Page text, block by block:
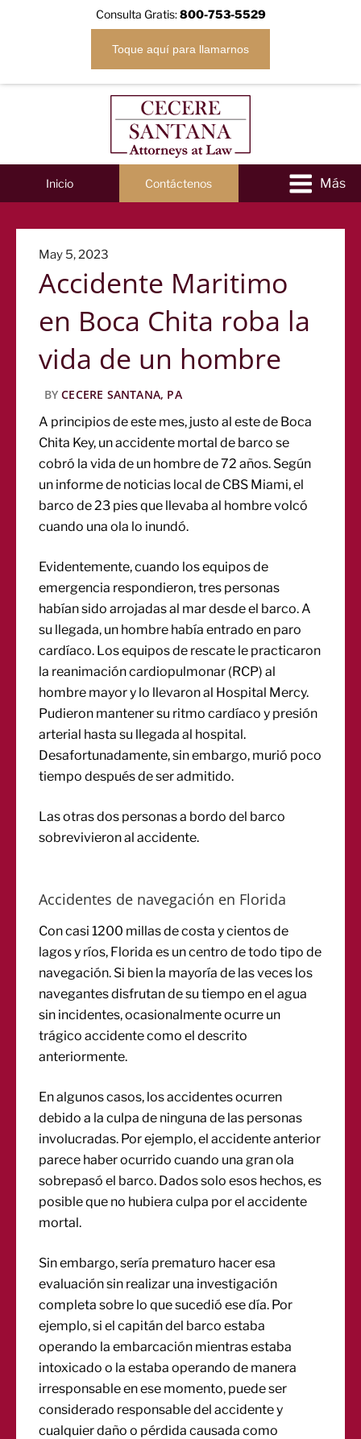
Consulta Gratis:800-753-5529
Toque aquí para llamarnos
Inicio Contáctenos
Posted
on
May 5, 2023
Accidente Maritimo
en Boca Chita roba la
vida de un hombre
BY CECERE SANTANA, PA
A principios de este mes, justo al este de Boca
Chita Key, un accidente mortal de barco se
cobró la vida de un hombre de 72 años. Según
un informe de noticias local de CBS Miami, el
barco de 23 pies que llevaba al hombre volcó
cuando una ola lo inundó.
Evidentemente, cuando los equipos de
emergencia respondieron, tres personas
habían sido arrojadas al mar desde el barco. A
su llegada, un hombre había entrado en paro
cardíaco. Los equipos de rescate le practicaron
la reanimación cardiopulmonar (RCP) al
hombre mayor y lo llevaron al Hospital Mercy.
Pudieron mantener su ritmo cardíaco y presión
arterial hasta su llegada al hospital.
Desafortunadamente, sin embargo, murió poco
tiempo después de ser admitido.
Las otras dos personas a bordo del barco
sobrevivieron al accidente.
Accidentes de navegación en Florida
Con casi 1200 millas de costa y cientos de
lagos y ríos, Florida es un centro de todo tipo de
navegación. Si bien la mayoría de las veces los
navegantes disfrutan de su tiempo en el agua
sin incidentes, ocasionalmente ocurre un
trágico accidente como el descrito
anteriormente.
En algunos casos, los accidentes ocurren
debido a la culpa de ninguna de las personas
involucradas. Por ejemplo, el accidente anterior
parece haber ocurrido cuando una gran ola
sobrepasó el barco. Dados solo esos hechos, es
posible que no hubiera culpa por el accidente
mortal.
Sin embargo, sería prematuro hacer esa
evaluación sin realizar una investigación
completa sobre lo que sucedió ese día. Por
ejemplo, si el capitán del barco estaba
operando la embarcación mientras estaba
intoxicado o la estaba operando de manera
irresponsable en ese momento, puede ser
considerado responsable del accidente y
cualquier daño o pérdida causada como